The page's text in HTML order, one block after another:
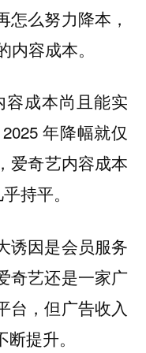
么努力降本，
容成本。
容成本尚且能实
年降幅就仅
爱奇艺内容成本
持平。
诱因是会员服务
奇艺还是一家广
台，但广告收入
提升。